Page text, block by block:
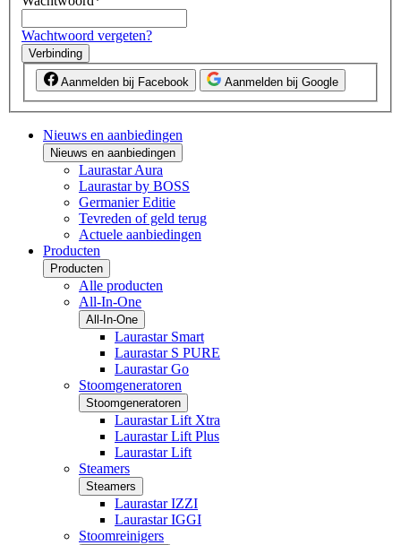
Wachtwoord vergeten?
Verbinding
Aanmelden bij Facebook Aanmelden bij Google
Nieuws en aanbiedingen
Nieuws en aanbiedingen
Laurastar Aura
Laurastar by BOSS
Germanier Editie
Tevreden of geld terug
Actuele aanbiedingen
Producten
Producten
Alle producten
All-In-One
All-In-One
Laurastar Smart
Laurastar S PURE
Laurastar Go
Stoomgeneratoren
Stoomgeneratoren
Laurastar Lift Xtra
Laurastar Lift Plus
Laurastar Lift
Steamers
Steamers
Laurastar IZZI
Laurastar IGGI
Stoomreinigers